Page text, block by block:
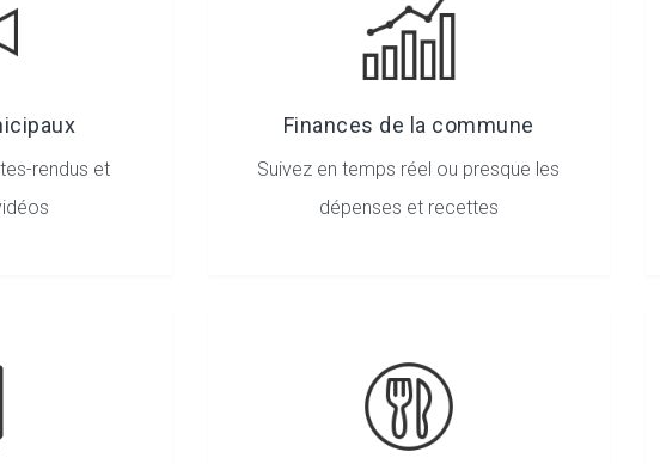
rendus et
Finances de la commune
Suivez en temps réel ou presque les
dépenses et recettes